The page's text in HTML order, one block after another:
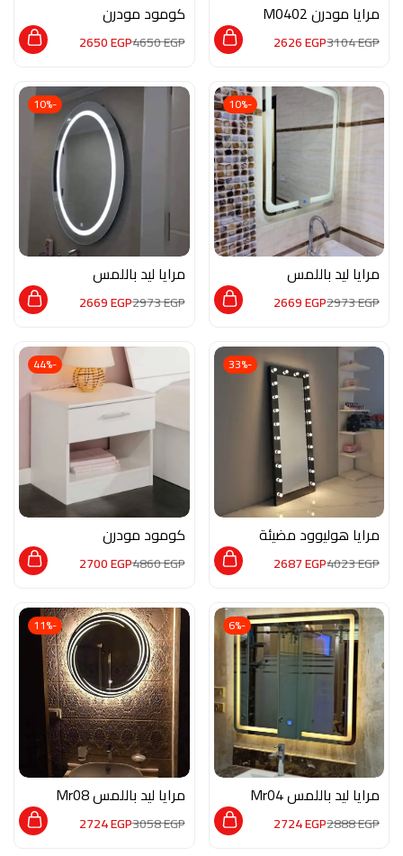
مرايا مودرن M0402
3104EGP
2626EGP
كومود مودرن
MON177
4650EGP
2650EGP
-10%
مرايا ليد باللمس
Mr010
2973EGP
2669EGP
-10%
مرايا ليد باللمس
Mr012
2973EGP
2669EGP
-33%
مرايا هوليوود مضيئة
LM002
4023EGP
2687EGP
-44%
كومود مودرن
MON181
4860EGP
2700EGP
-6%
مرايا ليد باللمس Mr04
2888EGP
2724EGP
-11%
مرايا ليد باللمس Mr08
3058EGP
2724EGP